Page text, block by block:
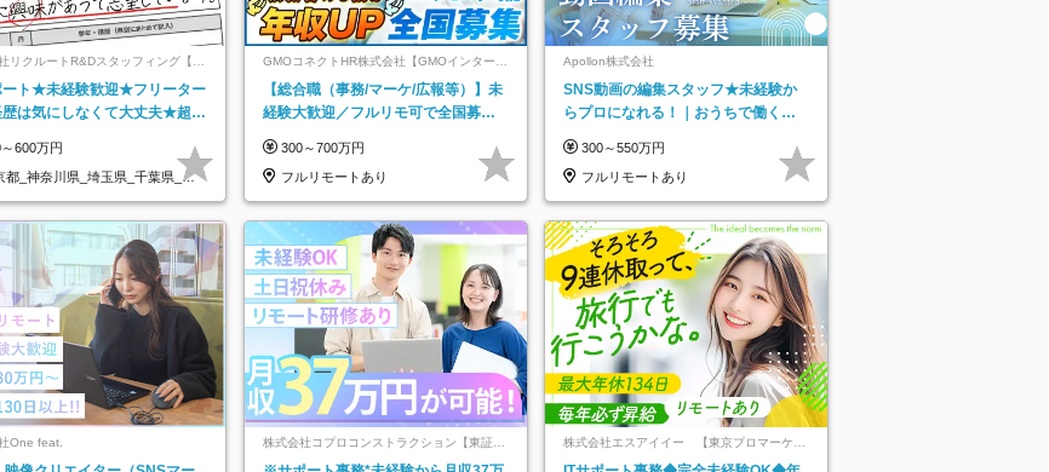
リクルートR&Dスタッフィング【リ
グループ】
ート★未経験歓迎★フリーター
は気にしなくて大丈夫★超大
600万円
都_神奈川県_埼玉県_千葉県_大
GMOコネクトHR株式会社【GMOインターネ
ットグループ】
【総合職（事務/マーケ/広報等）】未
経験大歓迎／フルリモ可で全国募
★
300～700万円
フルリモートあり
Apollon株式会社
SNS動画の編集スタッフ★未経験か
らプロになれる！｜おうちで働くフ
300～550万円
フルリモートあり
One feat.
株式会社コプロコンストラクション【東証プ
ライム上場コプロ・ホールディングス子会
株式会社エスアイイー 【東京プロマーケッ